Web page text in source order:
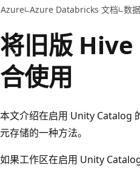
Azure Azure Databricks 文档 数
将旧版
合使用
本文介绍在启用 Unity Catalog
元存储的一种方法。
如果工作区在启用 Unity